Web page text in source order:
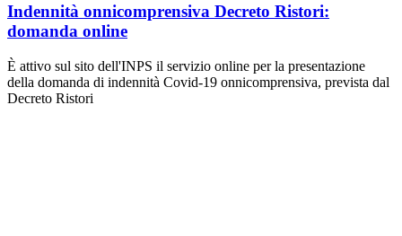
Indennità onnicomprensiva Decreto Ristori:
domanda online
È attivo sul sito dell'INPS il servizio online per la presentazione
della domanda di indennità Covid-19 onnicomprensiva, prevista dal
Decreto Ristori